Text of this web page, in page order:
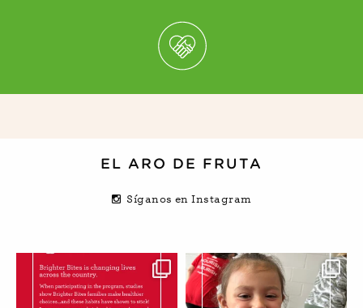
EL ARO DE FRUTA
Síganos en Instagram